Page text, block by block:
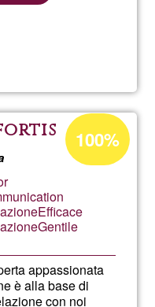
Terapia
appassionata
è alla base di
con noi
Porcentaje
de
aceptación
G1
100%